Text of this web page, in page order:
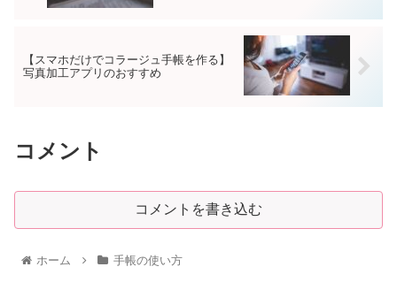
【スマホだけでコラージュ手帳を作る】
写真加工アプリのおすすめ
コメント
コメントを書き込む
ホーム 手帳の使い方